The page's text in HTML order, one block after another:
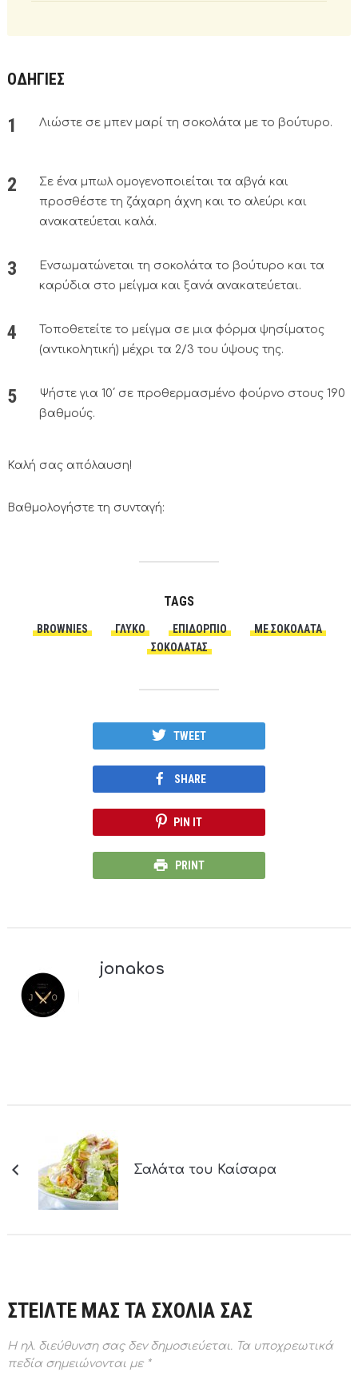
ΟΔΗΓΙΕΣ
Λιώστε σε μπεν μαρί τη σοκολάτα με το βούτυρο.
Σε ένα μπωλ ομογενοποιείται τα αβγά και
προσθέστε τη ζάχαρη άχνη και το αλεύρι και
ανακατεύεται καλά.
Ενσωματώνεται τη σοκολάτα το βούτυρο και τα
καρύδια στο μείγμα και ξανά ανακατεύεται.
Τοποθετείτε το μείγμα σε μια φόρμα ψησίματος
(αντικολητική) μέχρι τα 2/3 του ύψους της.
Ψήστε για 10΄ σε προθερμασμένο φούρνο στους 190
βαθμούς.
Καλή σας απόλαυση!
Βαθμολογήστε τη συνταγή:
TAGS
BROWNIES ΓΛΥΚΟ ΕΠΙΔΌΡΠΙΟ
ΜΕ ΣΟΚΟΛΆΤΑ
ΣΟΚΟΛΆΤΑΣ
TWEET
SHARE
PIN IT
PRINT
jonakos
Σαλάτα του Καίσαρα
ΣΤΕΙΛΤΕ ΜΑΣ ΤΑ ΣΧΟΛΙΑ ΣΑΣ
Η ηλ. διεύθυνση σας δεν δημοσιεύεται.Τα υποχρεωτικά
πεδία σημειώνονται με *